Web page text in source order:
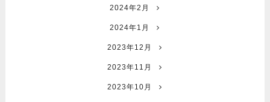
2024年2月
2024年1月
2023年12月
2023年11月
2023年10月